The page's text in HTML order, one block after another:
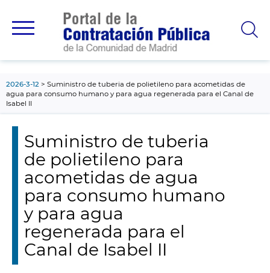
principal
2026-3-12
Suministro de tuberia de polietileno para acometidas de
agua para consumo humano y para agua regenerada para el Canal de
Isabel II
Suministro de tuberia
de polietileno para
acometidas de agua
para consumo humano
y para agua
regenerada para el
Canal de Isabel II